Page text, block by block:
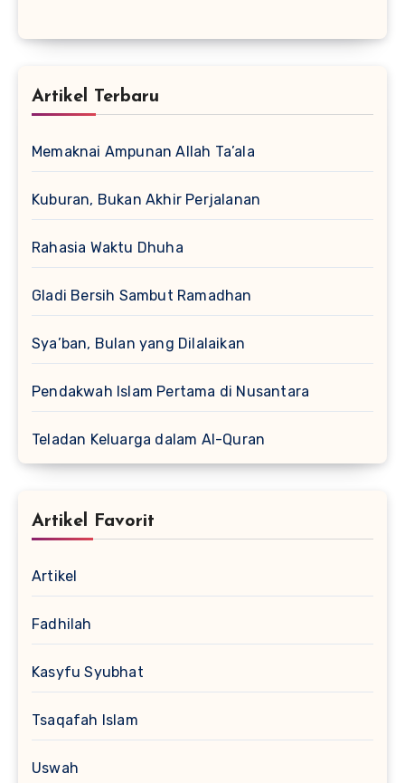
Artikel Terbaru
Memaknai Ampunan Allah Ta’ala
Kuburan, Bukan Akhir Perjalanan
Rahasia Waktu Dhuha
Gladi Bersih Sambut Ramadhan
Sya’ban, Bulan yang Dilalaikan
Pendakwah Islam Pertama di Nusantara
Teladan Keluarga dalam Al-Quran
Artikel Favorit
Artikel
Fadhilah
Kasyfu Syubhat
Tsaqafah Islam
Uswah